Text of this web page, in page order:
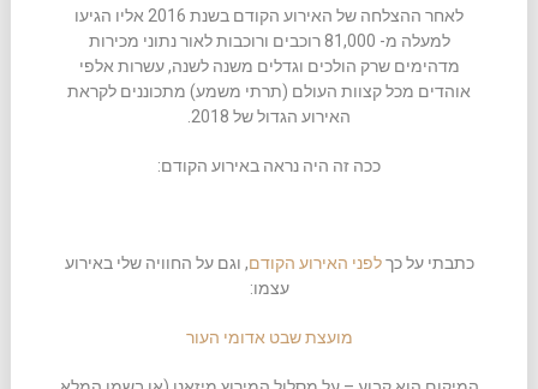
לאחר ההצלחה של האירוע הקודם בשנת 2016 אליו הגיעו
למעלה מ- 81,000 רוכבים ורוכבות לאור נתוני מכירות
מדהימים שרק הולכים וגדלים משנה לשנה, עשרות אלפי
אוהדים מכל קצוות העולם (תרתי משמע) מתכוננים לקראת
האירוע הגדול של 2018.
ככה זה היה נראה באירוע הקודם:
כתבתי על כךלפני האירוע הקודם, וגם על החוויה שלי באירוע
עצמו:
מועצת שבט אדומי העור